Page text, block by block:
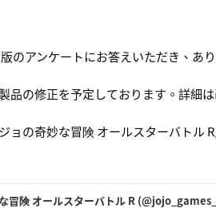
のアンケートにお答えいただき、あ
品の修正を予定しております。詳細
ョの奇妙な冒険 オールスターバトル
な冒険 オールスターバトル R